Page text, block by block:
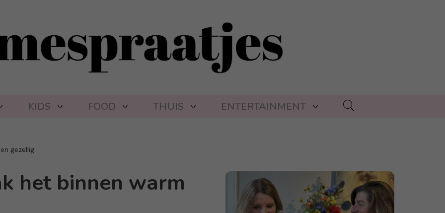
KIDS FOOD THUIS ENTERTAINMENT
gezellig
het binnen warm